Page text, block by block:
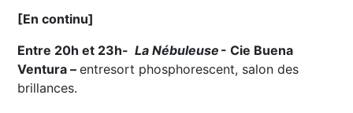
[En continu]
Entre 20h et 23h-La Nébuleuse - Cie Buena
Ventura –entresort phosphorescent, salon des
brillances.